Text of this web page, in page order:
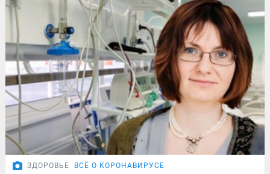
ЗДОРОВЬЕ ВСЁ О КОРОНАВИРУСЕ